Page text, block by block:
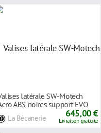
latérale SW-Motech
ABS noires support EVO
La Bécanerie 645,00 €
Livraison gratuite